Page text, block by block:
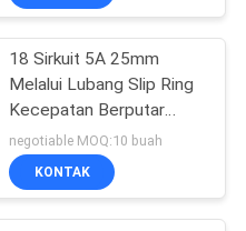
141
18 Sirkuit 5A 25mm
Melalui Lubang Slip Ring
Kecepatan Berputar
Tinggi Kontak Emas-ke-
Emas
negotiable MOQ:10 buah
KONTAK